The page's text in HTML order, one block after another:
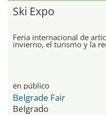
Ski Expo
Feria internacional de
invierno, el turismo y la
en público
Belgrade Fair
Belgrado